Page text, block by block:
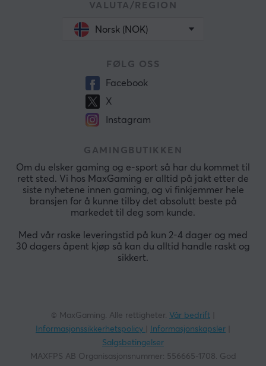
VALUTA/REGION
Norsk (NOK)
FØLG OSS
Facebook
X
Instagram
GAMINGBUTIKKEN
Om du elsker gaming og e-sport så har du kommet til
rett sted. Vi hos MaxGaming er alltid på jakt etter de
siste nyhetene innen gaming, og vi finkjemmer hele
bransjen for å kunne tilby det absolutt beste på
markedet til deg som kunde.
Med vår raske leveringstid på kun 2-4 dager og med
30 dagers åpent kjøp så kan du alltid handle raskt og
sikkert.
© MaxGaming. Alle rettigheter. Vår bedrift
Informasjonssikkerhetspolicy
Informasjonskapsler
Salgsbetingelser
MAXFPS AB Organisasjonsnummer: 556665-1708. God